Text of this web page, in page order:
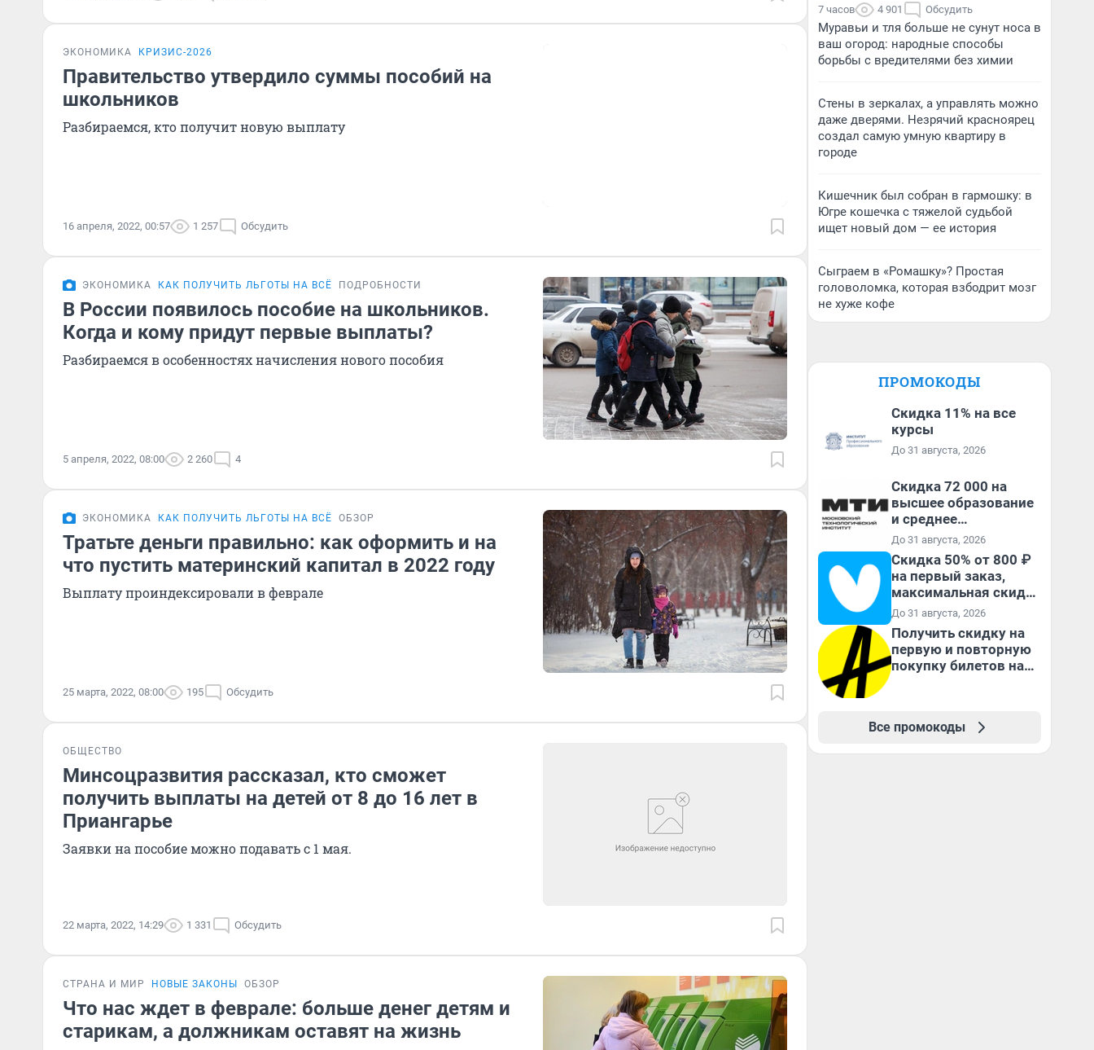
ЭКОНОМИКА КРИЗИС-2026
Правительство утвердило суммы пособий на
школьников
Разбираемся, кто получит новую выплату
16 апреля, 2022, 00:57 1 257 Обсудить
ЭКОНОМИКА КАК ПОЛУЧИТЬ ЛЬГОТЫ НА ВСЁ ПОДРОБНОСТИ
В России появилось пособие на школьников.
Когда и кому придут первые выплаты?
Разбираемся в особенностях начисления нового пособия
5 апреля, 2022, 08:00 2 260 4
ЭКОНОМИКА КАК ПОЛУЧИТЬ ЛЬГОТЫ НА ВСЁ ОБЗОР
Тратьте деньги правильно: как оформить и на
что пустить материнский капитал в 2022 году
Выплату проиндексировали в феврале
25 марта, 2022, 08:00 195 Обсудить
ОБЩЕСТВО
Минсоцразвития рассказал, кто сможет
получить выплаты на детей от 8 до 16 лет в
Приангарье
Заявки на пособие можно подавать с 1 мая.
22 марта, 2022, 14:29 1 331 Обсудить
СТРАНА И МИР НОВЫЕ ЗАКОНЫ ОБЗОР
Что нас ждет в феврале: больше денег детям и
старикам, а должникам оставят на жизнь
7 часов 4 901 Обсудить
Муравьи и тля больше не сунут носа в
ваш огород: народные способы
борьбы с вредителями без химии
Стены в зеркалах, а управлять можно
даже дверями. Незрячий красноярец
создал самую умную квартиру в
городе
Кишечник был собран в гармошку: в
Югре кошечка с тяжелой судьбой
ищет новый дом — ее история
Сыграем в «Ромашку»? Простая
головоломка, которая взбодрит мозг
не хуже кофе
ПРОМОКОДЫ
Скидка 11% на все
курсы
До 31 августа, 2026
Скидка 72 000 на
высшее образование
и среднее
специальное
образование в
первый год обучения
До 31 августа, 2026
Скидка 50% от 800 ₽
на первый заказ,
максимальная скидка
600 ₽
До 31 августа, 2026
Получить скидку на
первую и повторную
покупку билетов на
Все промокоды